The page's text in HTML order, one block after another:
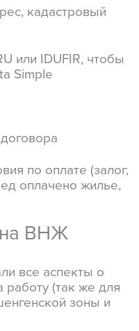
кадастровый
или IDUFIR, чтобы
Simple
по оплате (залог,
оплачено жилье,
на ВНЖ
все аспекты о
(так же для
зоны и